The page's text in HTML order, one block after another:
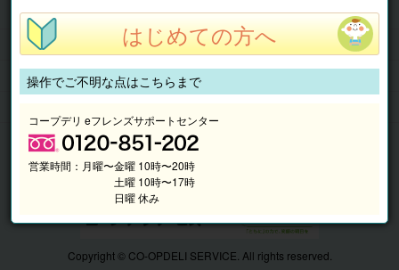
くらしのサービス
このサイトの使い方
マイページ
Copyright © CO-OPDELI SERVICE. All rights reserved.
はじめての方へ
操作でご不明な点はこちらまで
コープデリ eフレンズサポートセンター
営業時間： 月曜〜金曜 10時〜20時
土曜 10時〜17時
日曜 休み